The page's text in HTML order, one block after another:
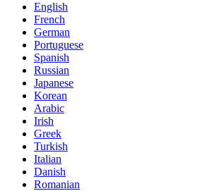
English
French
German
Portuguese
Spanish
Russian
Japanese
Korean
Arabic
Irish
Greek
Turkish
Italian
Danish
Romanian